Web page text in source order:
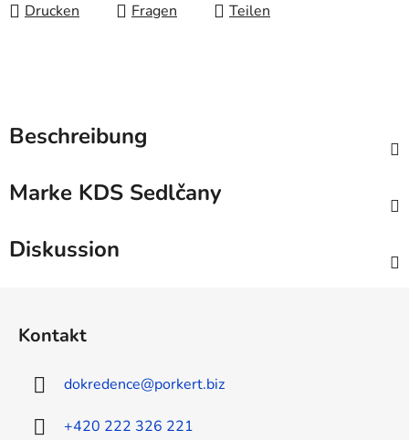
Drucken
Fragen Teilen
Beschreibung
Marke KDS Sedlčany
Diskussion
Kontakt
dokredence@porkert.biz
+420 222 326 221